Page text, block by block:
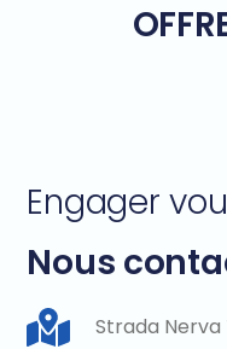
Engager
Nous
Strada Nerva